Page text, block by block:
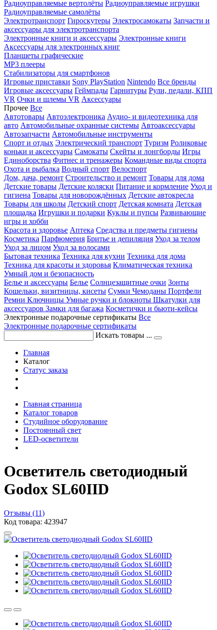
Радиоуправляемые вертолёты Радиоуправляемые игрушки
Радиоуправляемые самолёты
Электротранспорт Гироскутеры Электросамокаты Запчасти и
аксессуары для электротранспорта
Электронные книги и аксессуары Электронные книги
Аксессуары для электронных книг
Планшеты графические
MP3 плееры
Стабилизаторы для смартфонов
Игровые приставки Sony PlayStation Nintendo Все бренды
Игровые аксессуары Геймпады Гарнитуры Рули, педали, КПП
VR Очки и шлемы VR Аксессуары
Прочее Все
Автотовары Автоэлектроника Аудио- и видеотехника для
авто Автомобильные охранные системы Автоаксессуары
Автозапчасти Автомобильные инструменты
Спорт и отдых Электрический транспорт Туризм Роликовые
коньки и аксессуары Самокаты Скейты и лонгборды Игры
Единоборства Фитнес и тренажеры Командные виды спорта
Охота и рыбалка Водный спорт Велоспорт
Дом, дача, ремонт Строительство и ремонт Товары для дома
Детские товары Детские коляски Питание и кормление Уход и
гигиена Товары для новорождённых Детские автокресла
Товары для школы Детский спорт Детская комната Детская
площадка Игрушки и подарки Куклы и пупсы Развивающие
игры и хобби
Красота и здоровье Аптека Средства и предметы гигиены
Косметика Парфюмерия Бритье и депиляция Уход за телом
Уход за лицом Уход за волосами
Бытовая техника Техника для кухни Техника для дома
Техника для красоты и здоровья Климатическая техника
Умный дом и безопасность
Белье и аксессуары Белье Солнцезащитные очки Зонты
Кошельки, визитницы, кисеты Сумки Чемоданы Портфели
Ремни Ключницы Умные ручки и блокноты Шкатулки для
аксессуаров Замки для багажа Косметички и бьюти-кейсы
Электронные подарочные сертификаты Все
Электронные подарочные сертификаты
Искать товары ...
Главная
Каталог
Статус заказа
Главная страница
Каталог товаров
Студийное оборудование
Постоянный свет
LED-осветители
Осветитель светодиодный
Godox SL60IID
Отзывы (11)
Код товара: 423947